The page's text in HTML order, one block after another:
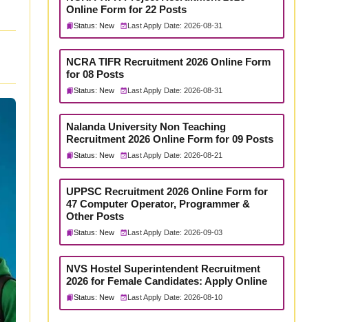
Online Form for 22 Posts
Status: New Last Apply Date: 2026-08-31
NCRA TIFR Recruitment 2026 Online Form
for 08 Posts
Status: New Last Apply Date: 2026-08-31
Nalanda University Non Teaching
Recruitment 2026 Online Form for 09 Posts
Status: New Last Apply Date: 2026-08-21
UPPSC Recruitment 2026 Online Form for
47 Computer Operator, Programmer &
Other Posts
Status: New Last Apply Date: 2026-09-03
NVS Hostel Superintendent Recruitment
2026 for Female Candidates: Apply Online
Status: New Last Apply Date: 2026-08-10